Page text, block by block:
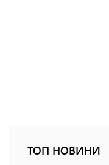
ТОП НОВИНИ